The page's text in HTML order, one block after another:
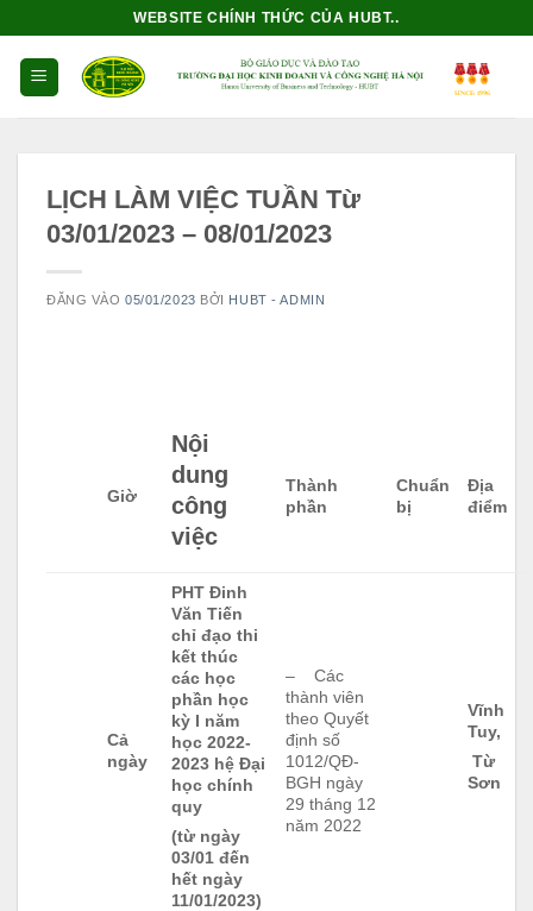
dung
WEBSITE CHÍNH THỨC CỦA HUBT..
LỊCH LÀM VIỆC TUẦN Từ
03/01/2023 – 08/01/2023
ĐĂNG VÀO05/01/2023 BỞI HUBT - ADMIN
Giờ
Nội
dung
công
việc
Thành
phần
Chuẩn
bị
Địa
điểm
Cả
ngày
PHT Đinh
Văn Tiến
chỉ đạo thi
kết thúc
các học
phần học
kỳ I năm
học 2022-
2023 hệ Đại
học chính
quy
(từ ngày
03/01 đến
hết ngày
11/01/2023)
– Các
thành viên
theo Quyết
định số
1012/QĐ-
BGH ngày
29 tháng 12
năm 2022
Vĩnh
Tuy,
Từ
Sơn